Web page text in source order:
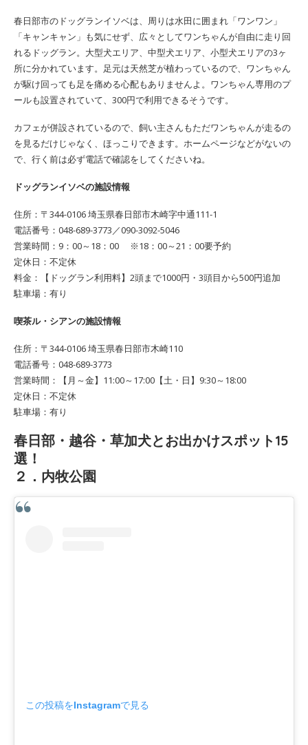
春日部市のドッグランイソベは、周りは水田に囲まれ「ワンワン」
「キャンキャン」も気にせず、広々としてワンちゃんが自由に走り回
れるドッグラン。大型犬エリア、中型犬エリア、小型犬エリアの3ヶ
所に分かれています。足元は天然芝が植わっているので、ワンちゃん
が駆け回っても足を痛める心配もありませんよ。ワンちゃん専用のプ
ールも設置されていて、300円で利用できるそうです。
カフェが併設されているので、飼い主さんもただワンちゃんが走るの
を見るだけじゃなく、ほっこりできます。ホームページなどがないの
で、行く前は必ず電話で確認をしてくださいね。
ドッグランイソベの施設情報
住所：〒344-0106 埼玉県春日部市木崎字中通111-1
電話番号：048-689-3773／090-3092-5046
営業時間：9：00～18：00 ※18：00～21：00要予約
定休日：不定休
料金：【ドッグラン利用料】2頭まで1000円・3頭目から500円追加
駐車場：有り
喫茶ル・シアンの施設情報
住所：〒344-0106 埼玉県春日部市木崎110
電話番号：048-689-3773
営業時間：【月～金】11:00～17:00【土・日】9:30～18:00
定休日：不定休
駐車場：有り
春日部・越谷・草加犬とお出かけスポット15
選！
２．内牧公園
この投稿をInstagramで見る